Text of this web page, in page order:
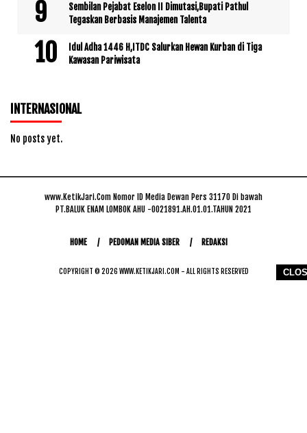
Sembilan Pejabat Eselon II Dimutasi,Bupati Pathul
Tegaskan Berbasis Manajemen Talenta
Idul Adha 1446 H,ITDC Salurkan Hewan Kurban di Tiga
Kawasan Pariwisata
INTERNASIONAL
No posts yet.
www.KetikJari.Com Nomor ID Media Dewan Pers 31170 Di bawah
PT.BALUK ENAM LOMBOK AHU -0021891.AH.01.01.TAHUN 2021
HOME PEDOMAN MEDIA SIBER REDAKSI
COPYRIGHT © 2026 WWW.KETIKJARI.COM - ALL RIGHTS RESERVED